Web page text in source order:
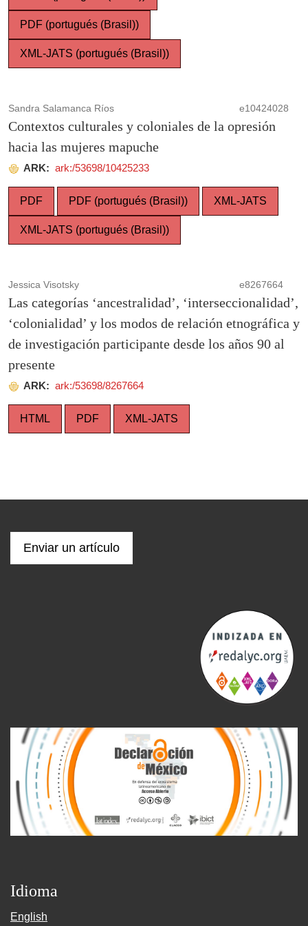
PDF (portugués (Brasil))
XML-JATS (portugués (Brasil))
Sandra Salamanca Ríos e10424028
Contextos culturales y coloniales de la opresión
hacia las mujeres mapuche
ARK: ark:/53698/10425233
PDF PDF (portugués (Brasil)) XML-JATS
XML-JATS (portugués (Brasil))
Jessica Visotsky e8267664
Las categorías ‘ancestralidad’, ‘interseccionalidad’,
‘colonialidad’ y los modos de relación etnográfica y
de investigación participante desde los años 90 al
presente
ARK: ark:/53698/8267664
HTML PDF XML-JATS
Enviar un artículo
Idioma
English